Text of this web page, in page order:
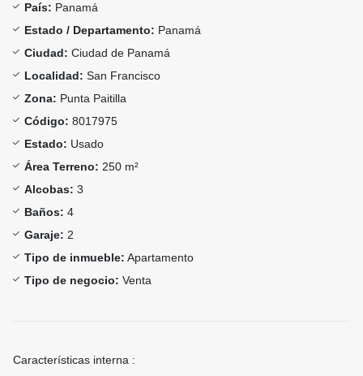
País: Panamá
Estado / Departamento: Panamá
Ciudad: Ciudad de Panamá
Localidad: San Francisco
Zona: Punta Paitilla
Código: 8017975
Estado: Usado
Área Terreno: 250 m²
Alcobas: 3
Baños: 4
Garaje: 2
Tipo de inmueble: Apartamento
Tipo de negocio: Venta
Características interna :